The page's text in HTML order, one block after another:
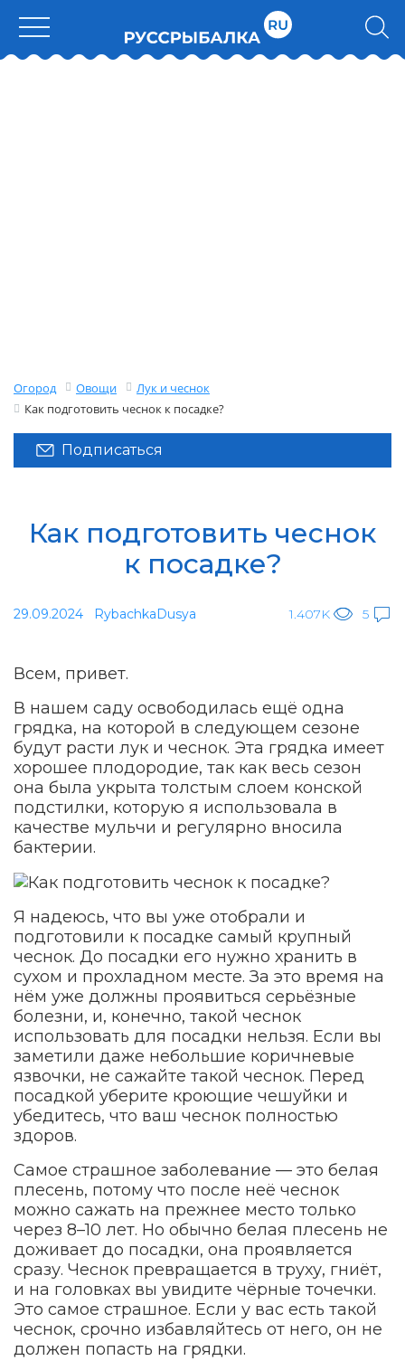
Огород Овощи
Лук и чеснок
Как подготовить чеснок к посадке?
Подписаться
Как подготовить чеснок
к посадке?
29.09.2024 RybachkaDusya 1.407K 5
Всем, привет.
В нашем саду освободилась ещё одна
грядка, на которой в следующем сезоне
будут расти лук и чеснок. Эта грядка имеет
хорошее плодородие, так как весь сезон
она была укрыта толстым слоем конской
подстилки, которую я использовала в
качестве мульчи и регулярно вносила
бактерии.
Я надеюсь, что вы уже отобрали и
подготовили к посадке самый крупный
чеснок. До посадки его нужно хранить в
сухом и прохладном месте. За это время на
нём уже должны проявиться серьёзные
болезни, и, конечно, такой чеснок
использовать для посадки нельзя. Если вы
заметили даже небольшие коричневые
язвочки, не сажайте такой чеснок. Перед
посадкой уберите кроющие чешуйки и
убедитесь, что ваш чеснок полностью
здоров.
Самое страшное заболевание — это белая
плесень, потому что после неё чеснок
можно сажать на прежнее место только
через 8–10 лет. Но обычно белая плесень не
доживает до посадки, она проявляется
сразу. Чеснок превращается в труху, гниёт,
и на головках вы увидите чёрные точечки.
Это самое страшное. Если у вас есть такой
чеснок, срочно избавляйтесь от него, он не
должен попасть на грядки.